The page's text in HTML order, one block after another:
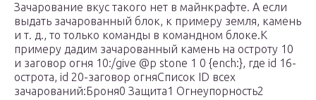
Зачарование вкус такого нет в майнкрафте. А если
выдать зачарованный блок, к примеру земля, камень
и т. д., то только команды в командном блоке.К
примеру дадим зачарованный камень на остроту 10
и заговор огня 10:/give @p stone 1 0 {ench:}, где id 16-
острота, id 20-заговор огняСписок ID всех
зачарований:Броня0 Защита1 Огнеупорность2